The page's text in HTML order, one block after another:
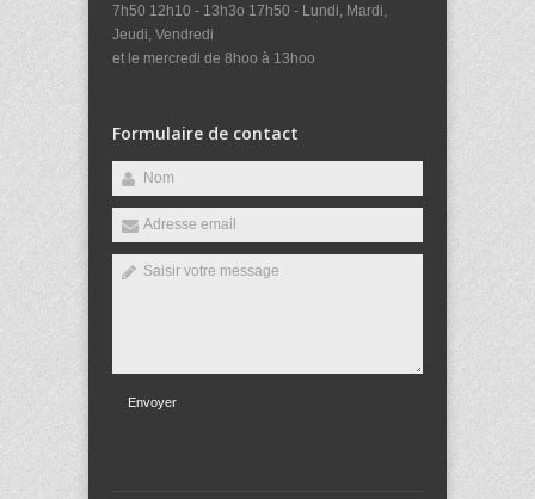
7h50 12h10 - 13h3o 17h50 - Lundi, Mardi,
Jeudi, Vendredi
et le mercredi de 8hoo à 13hoo
Formulaire de contact
Envoyer